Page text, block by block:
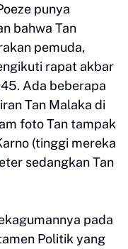
punya
bahwa Tan
pemuda,
rapat akbar
Ada beberapa
Tan Malaka di
foto Tan tampak
(tinggi mereka
sedangkan Tan
pada
Politik yang